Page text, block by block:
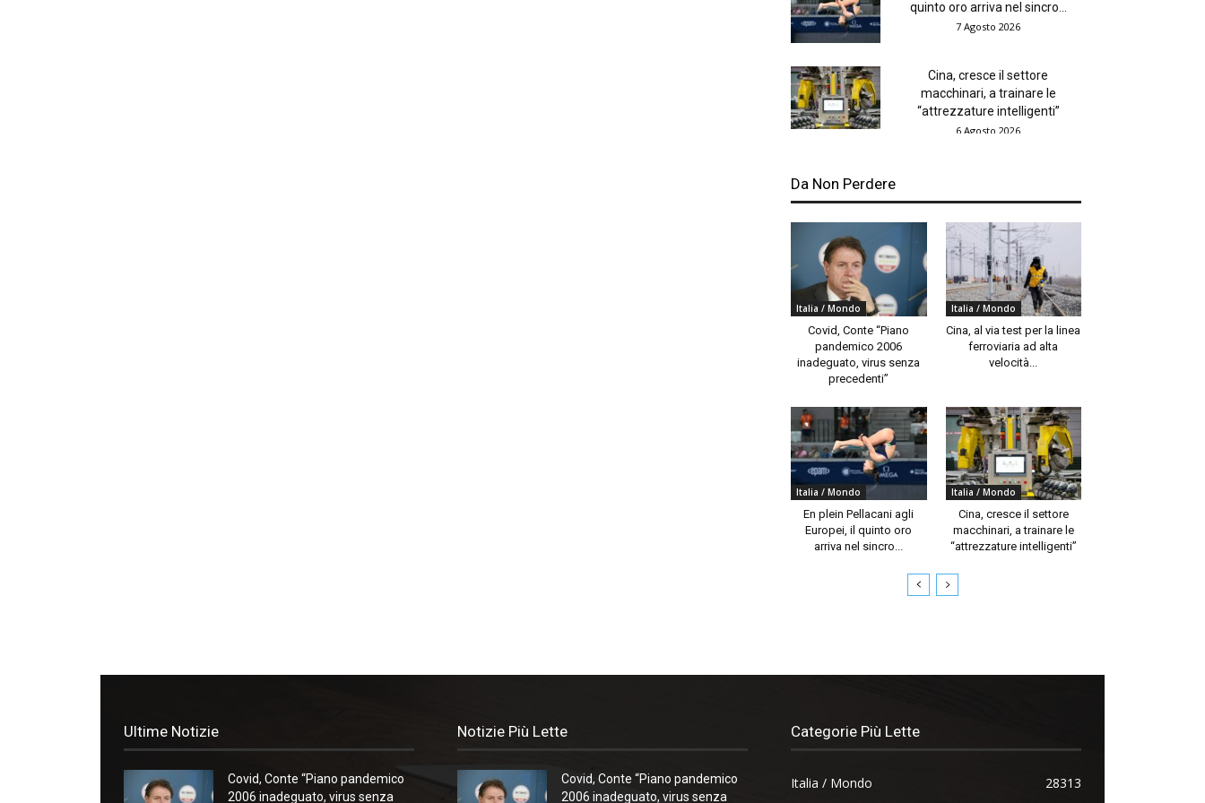
quinto oro arriva nel sincro...
7 Agosto 2026
Cina, cresce il settore
macchinari, a trainare le
“attrezzature intelligenti”
6 Agosto 2026
Da Non Perdere
Italia / Mondo
Covid, Conte “Piano
pandemico 2006
inadeguato, virus senza
precedenti”
Italia / Mondo
Cina, al via test per la linea
ferroviaria ad alta
velocità...
Italia / Mondo
En plein Pellacani agli
Europei, il quinto oro
arriva nel sincro...
Italia / Mondo
Cina, cresce il settore
macchinari, a trainare le
“attrezzature intelligenti”
Ultime Notizie
Covid, Conte “Piano pandemico
2006 inadeguato, virus senza
Notizie Più Lette
Covid, Conte “Piano pandemico
2006 inadeguato, virus senza
Categorie Più Lette
Italia / Mondo
28313